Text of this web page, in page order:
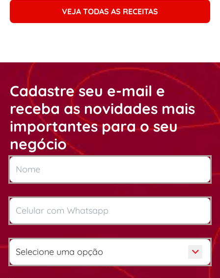
VEJA TODAS AS RECEITAS
Cadastre seu e-mail e
receba as novidades mais
importantes para o seu
negócio